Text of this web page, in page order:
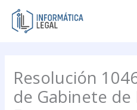
contenido
Resolución
de Gabinete de